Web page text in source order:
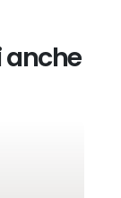
anche